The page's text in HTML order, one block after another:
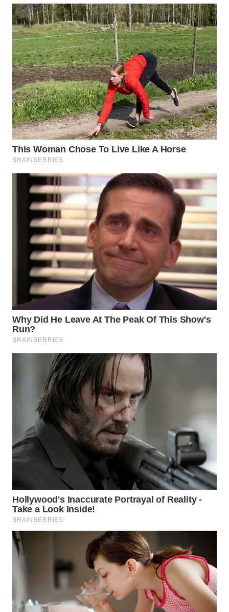
WAHANA
KONSUMEN
WAHANA
LISTRIK
WAHANA
TRAVEL
WAHANA
TV
WAHANANEWS
ID
WAHANANEWS
CO ID
WAHANANEWS
NET
WAHANA
SPORT
WAHANA
UMKM
WAHANA
SELEB
WAHANA
PERSONA
WAHANA
OTOMOTIF
WAHANA
WAHANA
DESA
WISATA
LAPAK
WAHANA